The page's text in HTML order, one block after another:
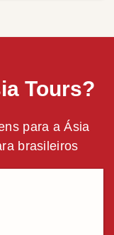
Tours?
para a Ásia
brasileiros